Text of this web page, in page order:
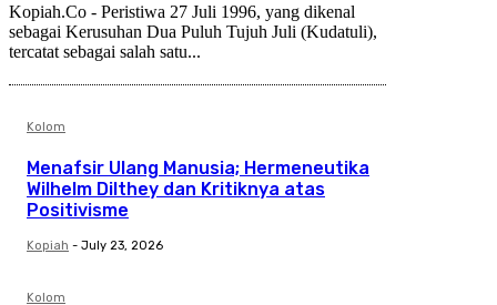
Kopiah.Co - Peristiwa 27 Juli 1996, yang dikenal
sebagai Kerusuhan Dua Puluh Tujuh Juli (Kudatuli),
tercatat sebagai salah satu...
Kolom
Menafsir Ulang Manusia; Hermeneutika
Wilhelm Dilthey dan Kritiknya atas
Positivisme
Kopiah - July 23, 2026
Kolom